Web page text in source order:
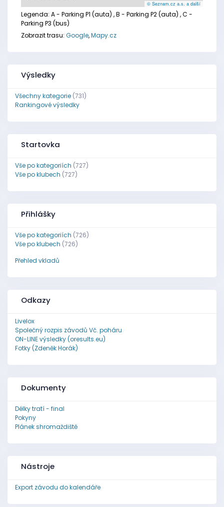
© Seznam.cz a.s. a další
Legenda: A - Parking P1 (auta) , B - Parking P2 (auta) , C -
Parking P3 (bus)
Zobrazit trasu: Google,Mapy.cz
Výsledky
Všechny kategorie(731)
Rankingové výsledky
Startovka
Vše po kategoriích (727)
Vše po klubech (727)
Přihlášky
Vše po kategoriích (726)
Vše po klubech (726)
Přehled vkladů
Odkazy
Livelox
Společný rozpis závodů Vč. poháru
ON-LINE výsledky (oresults.eu)
Fotky (Zdeněk Horák)
Dokumenty
Délky tratí - final
Pokyny
Plánek shromaždiště
Nástroje
Export závodu do kalendáře